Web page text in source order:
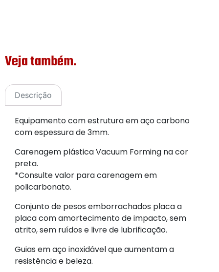
Veja também.
Descrição
Equipamento com estrutura em aço carbono
com espessura de 3mm.
Carenagem plástica Vacuum Forming na cor
preta.
*Consulte valor para carenagem em
policarbonato.
Conjunto de pesos emborrachados placa a
placa com amortecimento de impacto, sem
atrito, sem ruídos e livre de lubrificação.
Guias em aço inoxidável que aumentam a
resistência e beleza.